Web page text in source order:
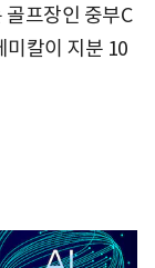
프장인 중부C
미칼이 지분 10